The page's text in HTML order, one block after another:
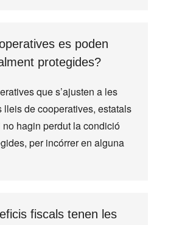
es poden
protegides?
que s’ajusten a les
de cooperatives, estatals
hagin perdut la condició
per incórrer en alguna
fiscals tenen les